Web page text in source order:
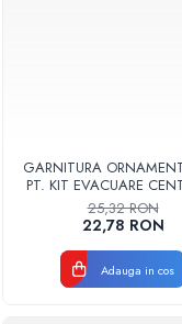
GARNITURA
PT. KIT EVACUARE
FGGE100
25,32 RON
22,78 RON
Adauga in cos